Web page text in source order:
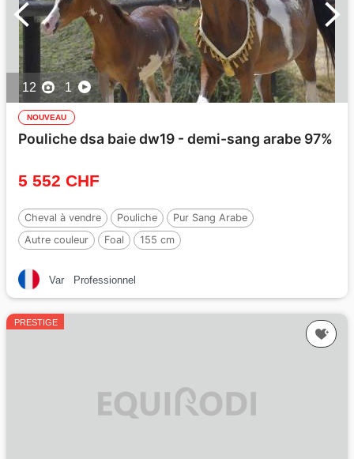
12 1
NOUVEAU
Pouliche dsa baie dw19 - demi-sang arabe 97%
5 552 CHF
Cheval à vendre Pouliche
Pur Sang Arabe
Autre couleur
Foal 155 cm
Var Professionnel
PRESTIGE